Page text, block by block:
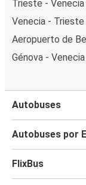
Trieste - Venecia
Venecia - Trieste
Aeropuerto de
Génova - Venecia
Autobuses
Autobuses por
FlixBus